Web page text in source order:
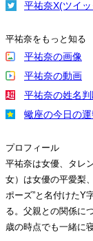
平祐奈X(ツイ
平祐奈をもっと知る
平祐奈の画像
平祐奈の動画
平祐奈の姓名
蠍座の今日の
プロフィール
平祐奈は女優、タレ
女）は女優の平愛梨
ポーズ”と名付けたY
る。父親との関係に
歳の時点でも一緒に